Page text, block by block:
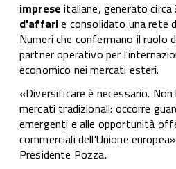
imprese italiane, generato circa
d'affarie consolidato una rete
Numeri che confermano il ruolo
partner operativo per
economico nei mercati esteri.
«Diversificare è necessario.
mercati tradizionali: occorre
emergenti e alle opportunità
commerciali dell'Unione
Presidente Pozza.